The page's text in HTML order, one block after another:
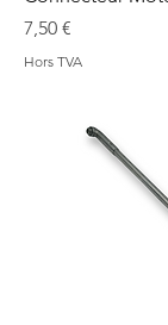
Prix
7,50 €
Hors TVA